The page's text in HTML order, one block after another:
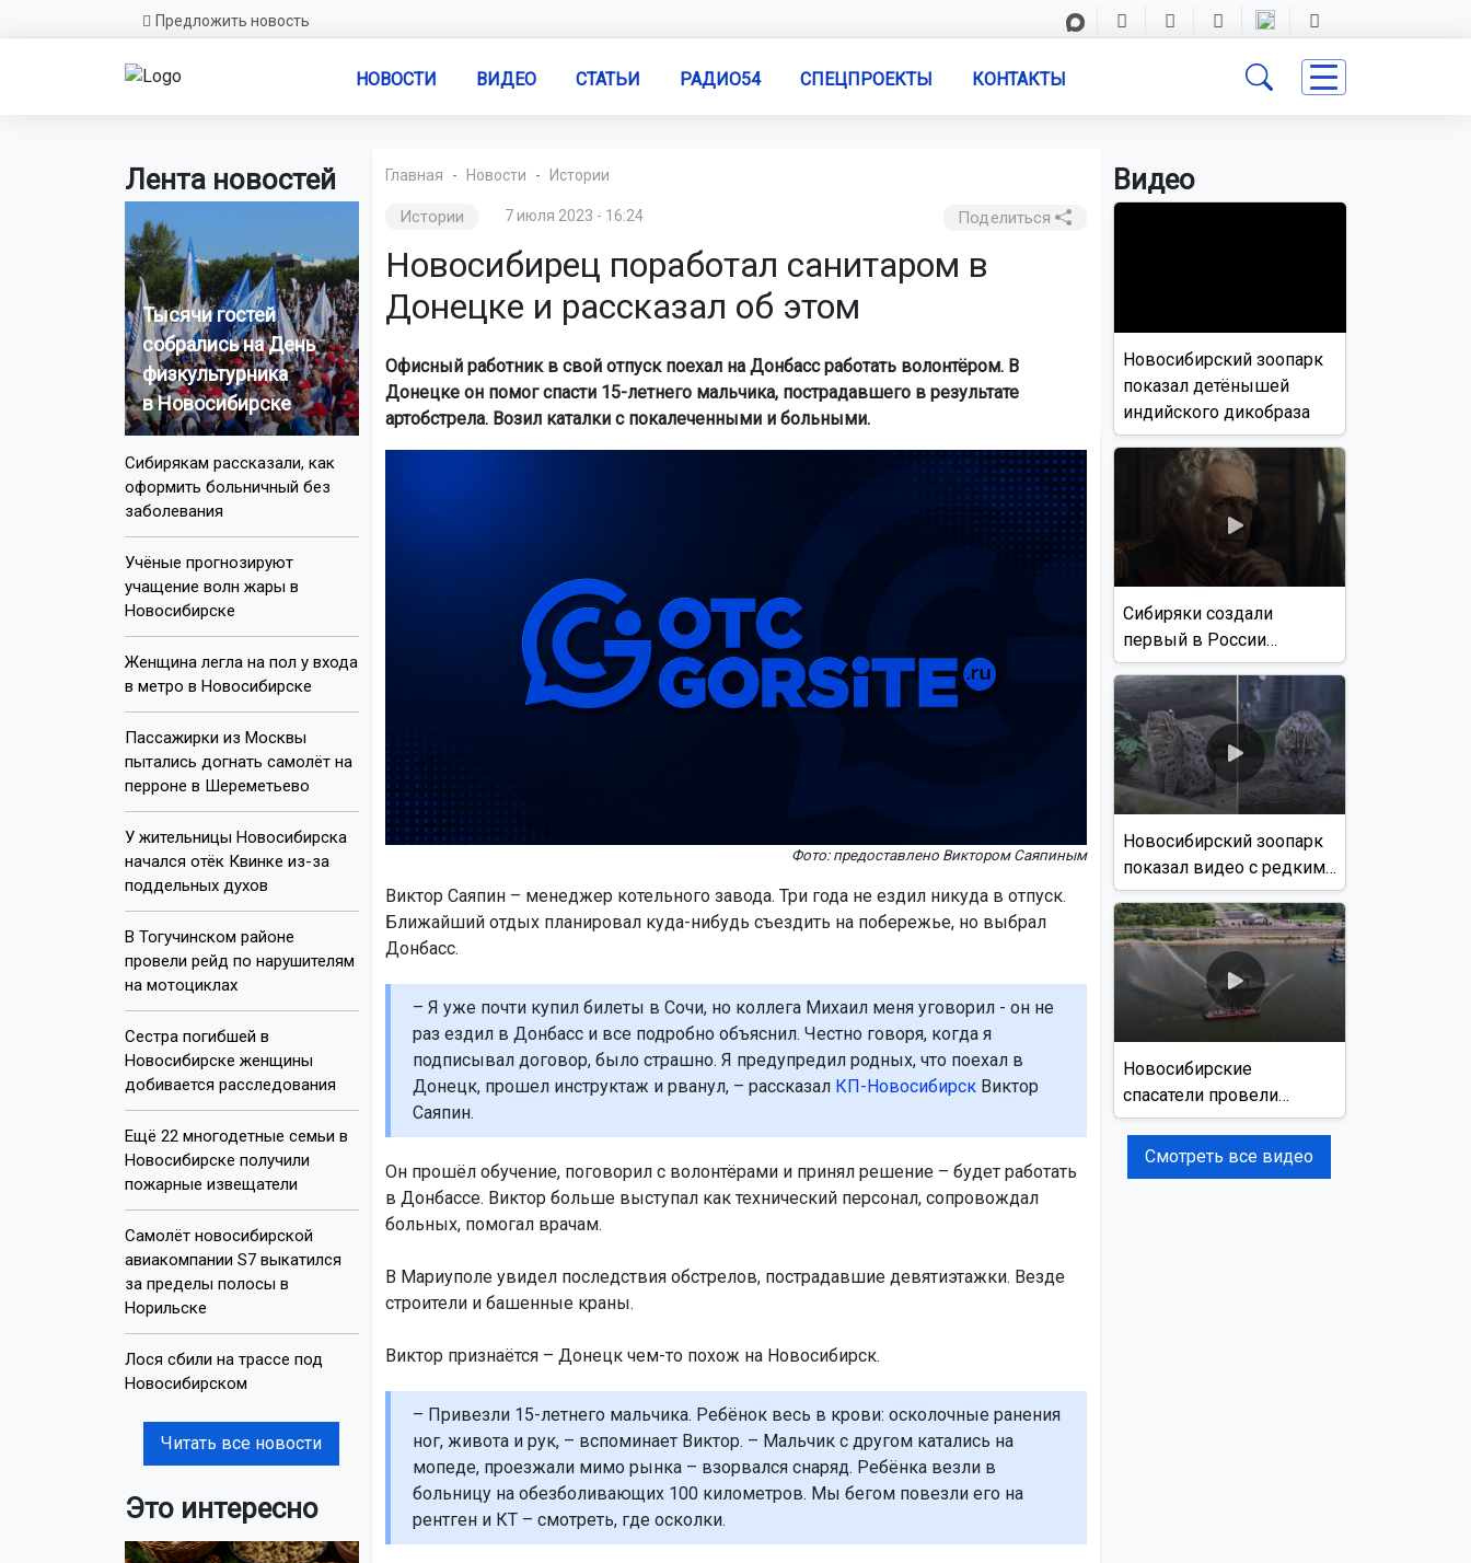
Предложить новость
НОВОСТИ ВИДЕО СТАТЬИ РАДИО54 СПЕЦПРОЕКТЫ КОНТАКТЫ
Лента новостей
Тысячи гостей
собрались на День
физкультурника
в Новосибирске
Сибирякам рассказали, как
оформить больничный без
заболевания
Учёные прогнозируют
учащение волн жары в
Новосибирске
Женщина легла на пол у входа
в метро в Новосибирске
Пассажирки из Москвы
пытались догнать самолёт на
перроне в Шереметьево
У жительницы Новосибирска
начался отёк Квинке из-за
поддельных духов
В Тогучинском районе
провели рейд по нарушителям
на мотоциклах
Сестра погибшей в
Новосибирске женщины
добивается расследования
Ещё 22 многодетные семьи в
Новосибирске получили
пожарные извещатели
Самолёт новосибирской
авиакомпании S7 выкатился
за пределы полосы в
Норильске
Лося сбили на трассе под
Новосибирском
Читать все новости
Это интересно
Главная Новости Истории
Истории 7 июля 2023 - 16:24 Поделиться
Новосибирец поработал санитаром в
Донецке и рассказал об этом
Офисный работник в свой отпуск поехал на Донбасс работать волонтёром. В
Донецке он помог спасти 15-летнего мальчика, пострадавшего в результате
артобстрела. Возил каталки с покалеченными и больными.
Фото: предоставлено Виктором Саяпиным
Виктор Саяпин – менеджер котельного завода. Три года не ездил никуда в отпуск.
Ближайший отдых планировал куда-нибудь съездить на побережье, но выбрал
Донбасс.
– Я уже почти купил билеты в Сочи, но коллега Михаил меня уговорил - он не
раз ездил в Донбасс и все подробно объяснил. Честно говоря, когда я
подписывал договор, было страшно. Я предупредил родных, что поехал в
Донецк, прошел инструктаж и рванул, – рассказал КП-НовосибирскВиктор
Саяпин.
Он прошёл обучение, поговорил с волонтёрами и принял решение – будет работать
в Донбассе. Виктор больше выступал как технический персонал, сопровождал
больных, помогал врачам.
В Мариуполе увидел последствия обстрелов, пострадавшие девятиэтажки. Везде
строители и башенные краны.
Виктор признаётся – Донецк чем-то похож на Новосибирск.
– Привезли 15-летнего мальчика. Ребёнок весь в крови: осколочные ранения
ног, живота и рук, – вспоминает Виктор. – Мальчик с другом катались на
мопеде, проезжали мимо рынка – взорвался снаряд. Ребёнка везли в
больницу на обезболивающих 100 километров. Мы бегом повезли его на
рентген и КТ – смотреть, где осколки.
Видео
Новосибирский зоопарк
показал детёнышей
индийского дикобраза
Сибиряки создали
первый в России
документальный фильм
с использованием ИИ
Новосибирский зоопарк
показал видео с редким
виверровым котом
Новосибирские
спасатели провели
учения на реке Обь
Смотреть все видео